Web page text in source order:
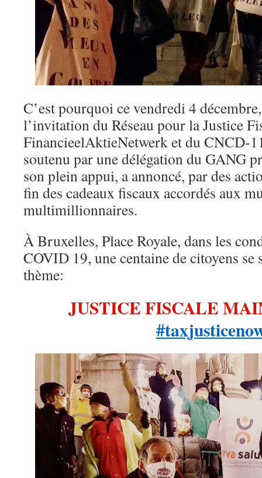
C’est pourquoi ce vendredi 4
l’invitation du Réseau pour la Justice
FinancieelAktieNetwerk et du CNCD-
soutenu par une délégation du GANG
son plein appui, a annoncé, par des
fin des cadeaux fiscaux accordés aux
multimillionnaires.
À Bruxelles, Place Royale, dans les
COVID 19, une centaine de citoyens se
thème:
JUSTICE FISCALE